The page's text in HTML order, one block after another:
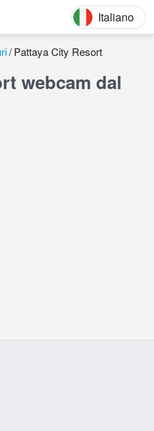
Italiano
Pattaya City Resort
webcam dal